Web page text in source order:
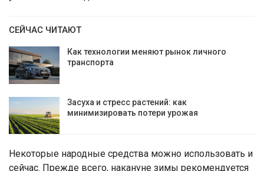
СЕЙЧАС ЧИТАЮТ
Как технологии меняют рынок личного
транспорта
Засуха и стресс растений: как
минимизировать потери урожая
Некоторые народные средства можно использовать и
сейчас. Прежде всего, накануне зимы рекомендуется